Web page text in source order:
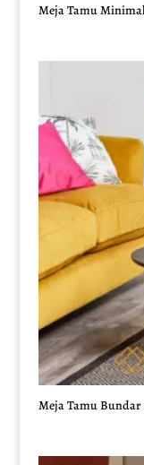
Meja Tamu
Meja Tamu